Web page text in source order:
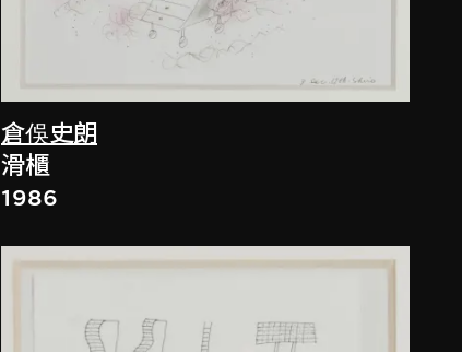
倉俁史朗
滑櫃
1986